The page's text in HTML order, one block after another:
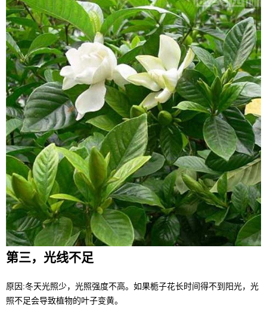
第三，光线不足
原因:冬天光照少，光照强度不高。如果栀子花长时间得不到阳光，光
照不足会导致植物的叶子变黄。